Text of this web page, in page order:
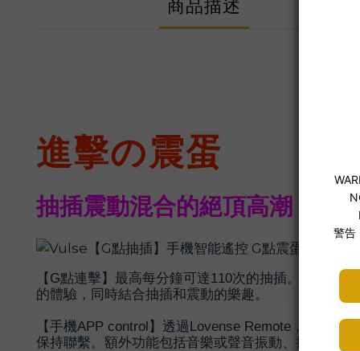
商品描述
進擊の震蛋
抽插震動混合的絕頂高潮！
【G點連擊】最高每分鐘可達110次的抽插。IPX7級
的體驗，同時結合抽插和震動的樂趣。
【手機APP control】透過Lovense Remote，您可
保持聯繫。額外功能包括音樂或聲音振動、振動鬧